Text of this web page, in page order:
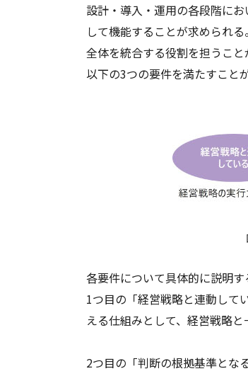
設計・導入・運用の各段階に
して機能することが求められ
全体を統合する役割を担うこ
以下の3つの要件を満たすこと
各要件について具体的に説明す
1つ目の「経営戦略と連動して
える仕組みとして、経営戦略
2つ目の「判断の根拠基準とな